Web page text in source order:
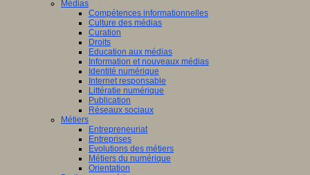
Médias
Compétences informationnelles
Culture des médias
Curation
Droits
Education aux médias
Information et nouveaux médias
Identité numérique
Internet responsable
Littératie numérique
Publication
Réseaux sociaux
Métiers
Entrepreneuriat
Entreprises
Evolutions des métiers
Métiers du numérique
Orientation